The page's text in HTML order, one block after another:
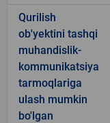
Qurilish
ob'yektini tashqi
muhandislik-
kommunikatsiya
tarmoqlariga
ulash mumkin
bo'lgan